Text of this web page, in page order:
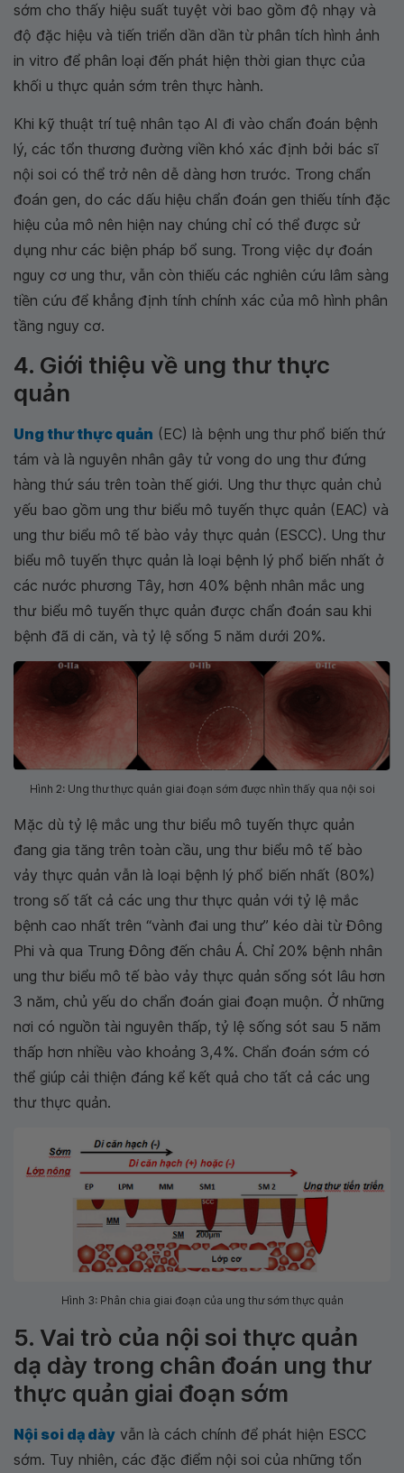
sớm cho thấy hiệu suất tuyệt vời bao gồm độ nhạy và
độ đặc hiệu và tiến triển dần dần từ phân tích hình ảnh
in vitro để phân loại đến phát hiện thời gian thực của
khối u thực quản sớm trên thực hành.
Khi kỹ thuật trí tuệ nhân tạo AI đi vào chẩn đoán bệnh
lý, các tổn thương đường viền khó xác định bởi bác sĩ
nội soi có thể trở nên dễ dàng hơn trước. Trong chẩn
đoán gen, do các dấu hiệu chẩn đoán gen thiếu tính đặc
hiệu của mô nên hiện nay chúng chỉ có thể được sử
dụng như các biện pháp bổ sung. Trong việc dự đoán
nguy cơ ung thư, vẫn còn thiếu các nghiên cứu lâm sàng
tiền cứu để khẳng định tính chính xác của mô hình phân
tầng nguy cơ.
4. Giới thiệu về ung thư thực
quản
Ung thư thực quản (EC) là bệnh ung thư phổ biến thứ
tám và là nguyên nhân gây tử vong do ung thư đứng
hàng thứ sáu trên toàn thế giới. Ung thư thực quản chủ
yếu bao gồm ung thư biểu mô tuyến thực quản (EAC) và
ung thư biểu mô tế bào vảy thực quản (ESCC). Ung thư
biểu mô tuyến thực quản là loại bệnh lý phổ biến nhất ở
các nước phương Tây, hơn 40% bệnh nhân mắc ung
thư biểu mô tuyến thực quản được chẩn đoán sau khi
bệnh đã di căn, và tỷ lệ sống 5 năm dưới 20%.
Hình 2: Ung thư thực quản giai đoạn sớm được nhìn thấy qua nội soi
Mặc dù tỷ lệ mắc ung thư biểu mô tuyến thực quản
đang gia tăng trên toàn cầu, ung thư biểu mô tế bào
vảy thực quản vẫn là loại bệnh lý phổ biến nhất (80%)
trong số tất cả các ung thư thực quản với tỷ lệ mắc
bệnh cao nhất trên “vành đai ung thư” kéo dài từ Đông
Phi và qua Trung Đông đến châu Á. Chỉ 20% bệnh nhân
ung thư biểu mô tế bào vảy thực quản sống sót lâu hơn
3 năm, chủ yếu do chẩn đoán giai đoạn muộn. Ở những
nơi có nguồn tài nguyên thấp, tỷ lệ sống sót sau 5 năm
thấp hơn nhiều vào khoảng 3,4%. Chẩn đoán sớm có
thể giúp cải thiện đáng kể kết quả cho tất cả các ung
thư thực quản.
Hình 3: Phân chia giai đoạn của ung thư sớm thực quản
5. Vai trò của nội soi thực quản
dạ dày trong chân đoán ung thư
thực quản giai đoạn sớm
Nội soi dạ dày vẫn là cách chính để phát hiện ESCC
sớm. Tuy nhiên, các đặc điểm nội soi của những tổn